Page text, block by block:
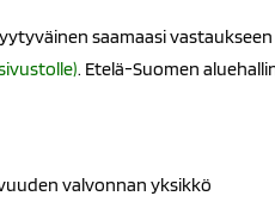
saamaasi
. Etelä-Suomen
valvonnan yksikkö